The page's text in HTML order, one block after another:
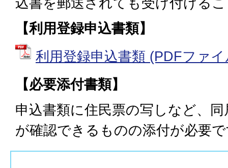
【利用登録申込書類】
利用登録申込書類 (PDFファ
【必要添付書類】
申込書類に住民票の写しなど、
が確認できるものの添付が必要